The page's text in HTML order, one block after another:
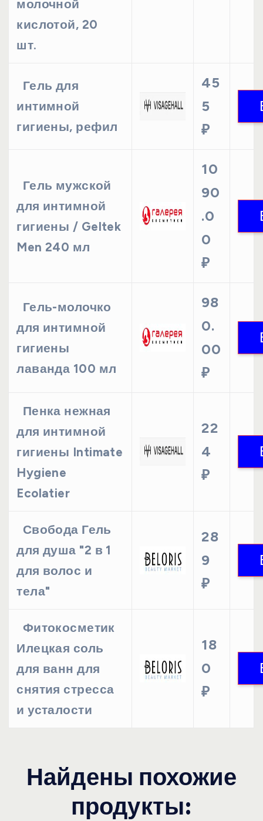
молочной
кислотой, 20
шт.
Гель для
интимной
гигиены, рефил
45
5
₽
Гель мужской
для интимной
гигиены / Geltek
Men 240 мл
10
90
.0
0
₽
Гель-молочко
для интимной
гигиены
лаванда 100 мл
98
0.
00
₽
Пенка нежная
для интимной
гигиены Intimate
Hygiene
Ecolatier
22
4
₽
Свобода Гель
для душа "2 в 1
для волос и
тела"
28
9
₽
Фитокосметик
Илецкая соль
для ванн для
снятия стресса
и усталости
18
0
₽
Найдены похожие
продукты: